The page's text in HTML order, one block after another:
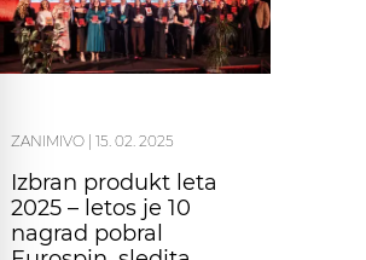
ZANIMIVO 15. 02. 2025
Izbran produkt leta
2025 – letos je 10
nagrad pobral